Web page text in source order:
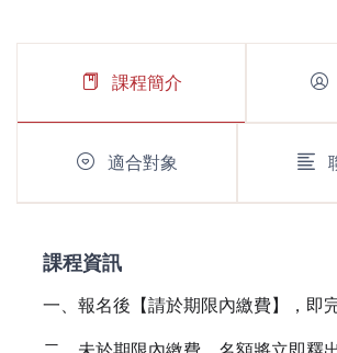
課程簡介
適合對象
課程資訊
一、報名後【請於期限內繳費】，即